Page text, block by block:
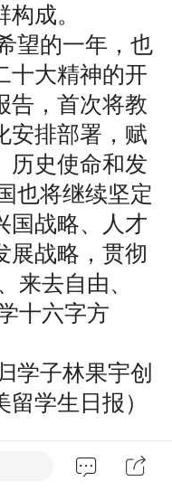
成。
的一年，也
十大精神的开
告，首次将教
安排部署，赋
历史使命和发
也将继续坚定
国战略、人才
展战略，贯彻
来去自由、
十六字方
子林果宇创
学生日报）